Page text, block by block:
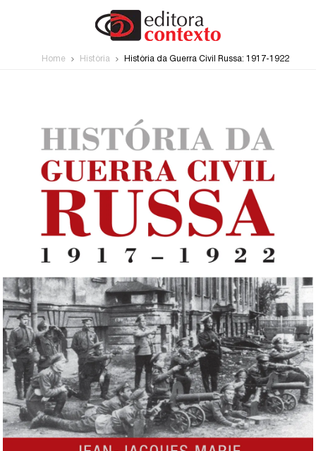
Home História História da Guerra Civil Russa: 1917-1922